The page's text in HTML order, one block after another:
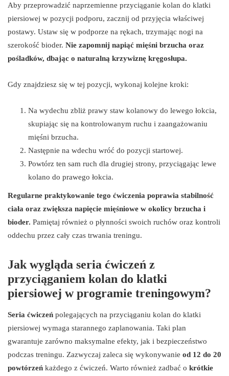
Aby przeprowadzić naprzemienne przyciąganie kolan do klatki
piersiowej w pozycji podporu, zacznij od przyjęcia właściwej
postawy. Ustaw się w podporze na rękach, trzymając nogi na
szerokość bioder. Nie zapomnij napiąć mięśni brzucha oraz
pośladków, dbając o naturalną krzywiznę kręgosłupa.
Gdy znajdziesz się w tej pozycji, wykonaj kolejne kroki:
Na wydechu zbliż prawy staw kolanowy do lewego łokcia,
skupiając się na kontrolowanym ruchu i zaangażowaniu
mięśni brzucha.
Następnie na wdechu wróć do pozycji startowej.
Powtórz ten sam ruch dla drugiej strony, przyciągając lewe
kolano do prawego łokcia.
Regularne praktykowanie tego ćwiczenia poprawia stabilność
ciała oraz zwiększa napięcie mięśniowe w okolicy brzucha i
bioder. Pamiętaj również o płynności swoich ruchów oraz kontroli
oddechu przez cały czas trwania treningu.
Jak wygląda seria ćwiczeń z
przyciąganiem kolan do klatki
piersiowej w programie treningowym?
Seria ćwiczeń polegających na przyciąganiu kolan do klatki
piersiowej wymaga starannego zaplanowania. Taki plan
gwarantuje zarówno maksymalne efekty, jak i bezpieczeństwo
podczas treningu. Zazwyczaj zaleca się wykonywanie od 12 do 20
powtórzeń każdego z ćwiczeń. Warto również zadbać o krótkie